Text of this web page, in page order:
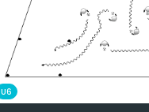
U6